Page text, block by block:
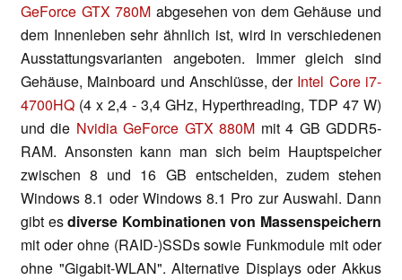
GeForce GTX 780M abgesehen von dem Gehäuse und
dem Innenleben sehr ähnlich ist, wird in verschiedenen
Ausstattungsvarianten angeboten. Immer gleich sind
Gehäuse, Mainboard und Anschlüsse, der Intel Core i7-
4700HQ (4 x 2,4 - 3,4 GHz, Hyperthreading, TDP 47 W)
und die Nvidia GeForce GTX 880M mit 4 GB GDDR5-
RAM. Ansonsten kann man sich beim Hauptspeicher
zwischen 8 und 16 GB entscheiden, zudem stehen
Windows 8.1 oder Windows 8.1 Pro zur Auswahl. Dann
gibt esdiverse Kombinationen von Massenspeichern
mit oder ohne (RAID-)SSDs sowie Funkmodule mit oder
ohne "Gigabit-WLAN". Alternative Displays oder Akkus